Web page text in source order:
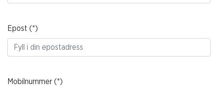
Epost
Mobilnummer